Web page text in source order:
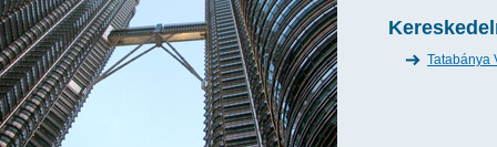
Tatabánya